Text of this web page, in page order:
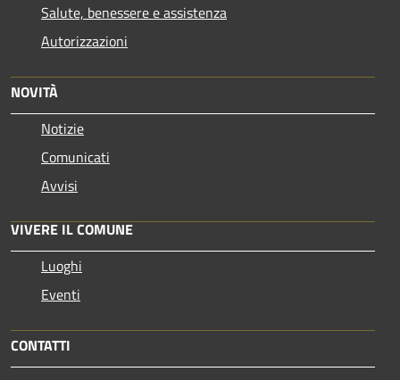
Salute, benessere e assistenza
Autorizzazioni
NOVITÀ
Notizie
Comunicati
Avvisi
VIVERE IL COMUNE
Luoghi
Eventi
CONTATTI